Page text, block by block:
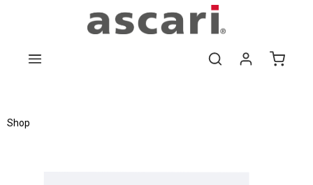
Zum Hauptinhalt springen
Shop